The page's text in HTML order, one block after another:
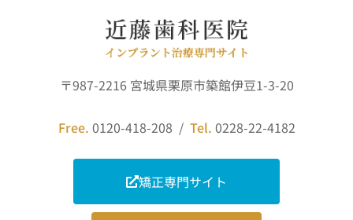
〒987-2216 宮城県栗原市築館伊豆1-3-20
Free. 0120-418-208 / Tel. 0228-22-4182
矯正専門サイト